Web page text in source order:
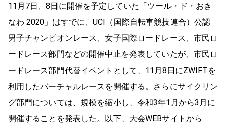
11月7日、8日に開催を予定していた「ツール・ド・おき
なわ 2020」はすでに、UCI（国際自転車競技連合）公認
男子チャンピオンレース、女子国際ロードレース、市民ロ
ードレース部門などの開催中止を発表していたが、市民ロ
ードレース部門代替イベントとして、11月8日にZWIFTを
利用したバーチャルレースを開催する。さらにサイクリン
グ部門については、規模を縮小し、令和3年1月から3月に
開催することを発表した。以下、大会WEBサイトから